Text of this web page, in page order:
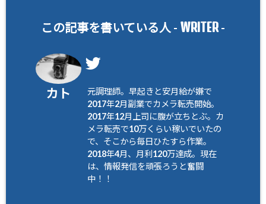
この記事を書いている人 - WRITER-
カト
元調理師。早起きと安月給が嫌で
2017年2月副業でカメラ転売開始。
2017年12月上司に腹が立ちとぶ。カ
メラ転売で10万くらい稼いでいたの
で、そこから毎日ひたすら作業。
2018年4月、月利120万達成。現在
は、情報発信を頑張ろうと奮闘
中！！